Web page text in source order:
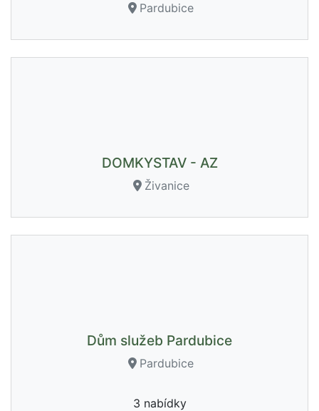
Pardubice
DOMKYSTAV - AZ
Živanice
Dům služeb Pardubice
Pardubice
3 nabídky